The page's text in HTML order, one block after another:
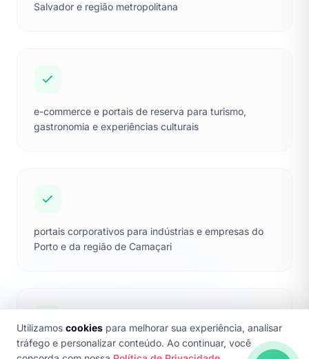
Salvador e região metropolitana
e-commerce e portais de reserva para turismo,
gastronomia e experiências culturais
portais corporativos para indústrias e empresas do
Porto e da região de Camaçari
landing pages otimizadas para campanhas de
Utilizamos cookies para melhorar sua experiência, analisar
tráfego e personalizar conteúdo. Ao continuar, você